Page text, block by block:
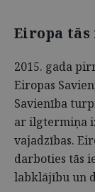
Eiropa
2015. gada
Eiropas
Savienība
ar ilgtermiņa
vajadzības.
darboties tās
labklājību un